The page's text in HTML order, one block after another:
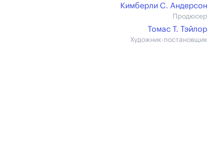
Кимберли С. Андерсон
Продюсер
Томас Т. Тэйлор
Художник-постановщик